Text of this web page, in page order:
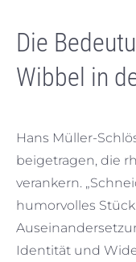
Die
Wibbel in
Hans Müller-
beigetragen, die
verankern.
humorvolles
Identität und